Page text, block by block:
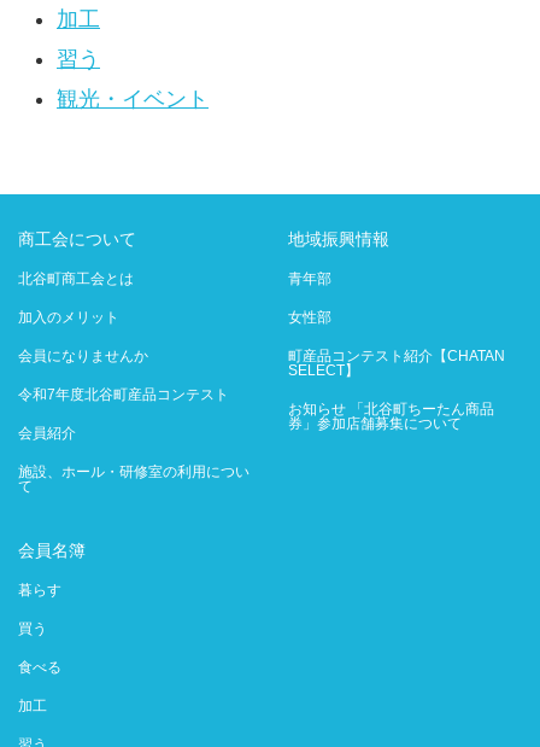
加工
習う
観光・イベント
商工会について
北谷町商工会とは
加入のメリット
会員になりませんか
令和7年度北谷町産品コンテスト
会員紹介
施設、ホール・研修室の利用につい
て
地域振興情報
青年部
女性部
町産品コンテスト紹介【CHATAN
SELECT】
お知らせ 「北谷町ちーたん商品
券」参加店舗募集について
会員名簿
暮らす
買う
食べる
加工